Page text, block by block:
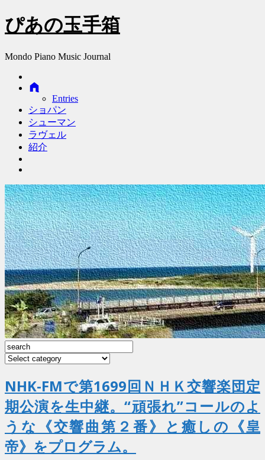
ぴあの玉手箱
Mondo Piano Music Journal
Entries
ショパン
シューマン
ラヴェル
紹介
NHK-FMで第1699回ＮＨＫ交響楽団定
期公演を生中継。“頑張れ”コールのよ
うな《交響曲第２番》と癒しの《皇
帝》をプログラム。